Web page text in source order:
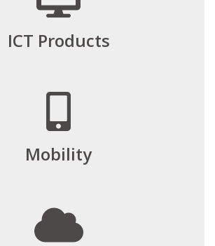
ICT Products
Mobility